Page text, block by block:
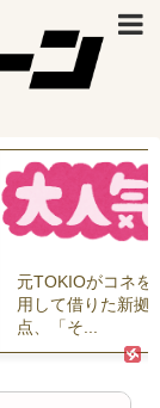
元TOKIOがコネを
用して借りた新拠
点、「そ...